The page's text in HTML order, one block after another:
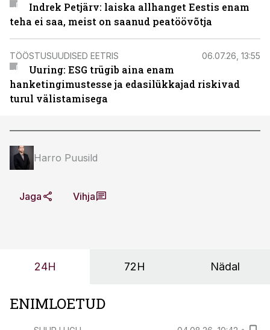
Indrek Petjärv: laiska allhanget Eestis enam
teha ei saa, meist on saanud peatöövõtja
TÖÖSTUSUUDISED EETRIS 06.07.26, 13:55
Uuring: ESG trügib aina enam
hanketingimustesse ja edasilükkajad riskivad
turul välistamisega
Harro Puusild
Jaga Vihja
24H 72H Nädal
ENIMLOETUD